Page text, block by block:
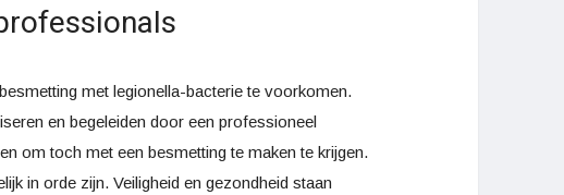
met legionella-bacterie te voorkomen.
en begeleiden door een professioneel
om toch met een besmetting te maken te krijgen.
in orde zijn. Veiligheid en gezondheid staan